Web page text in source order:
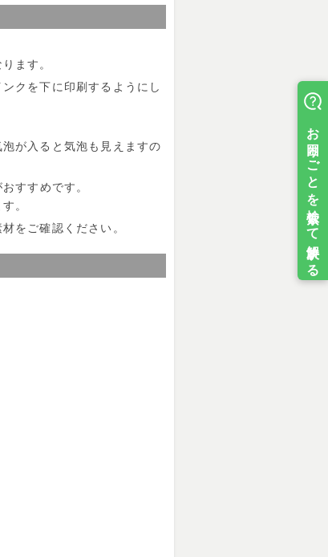
ます。
クを下に印刷するようにし
が入ると気泡も見えますの
すすめです。
。
をご確認ください。